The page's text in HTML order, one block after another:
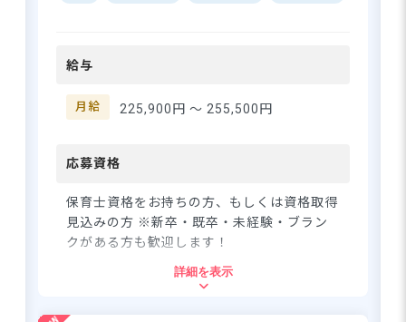
♪
求人情報 へ
登録・相談無料
希望に合う求人の
を尊重し、一人ひとりの成長
線「西永福駅」から徒歩圏
内、自転車通勤もOKなので、
たちの笑顔があふれる温かな
長していきませんか？ ーー
【ワークライフバランスを大
切にする職場環境】 月給
した収入に加え、賞与は年3回
なめで、無理なく働ける環境
給与
月給 225,900円 〜255,500円
応募資格
保育士資格をお持ちの方、もしくは資格取得
見込みの方 ※新卒・既卒・未経験・ブラン
クがある方も歓迎します！
詳細を表示